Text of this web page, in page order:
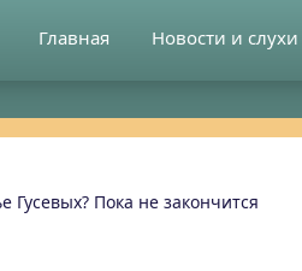
Главная Новости и слухи
Гусевых? Пока не закончится